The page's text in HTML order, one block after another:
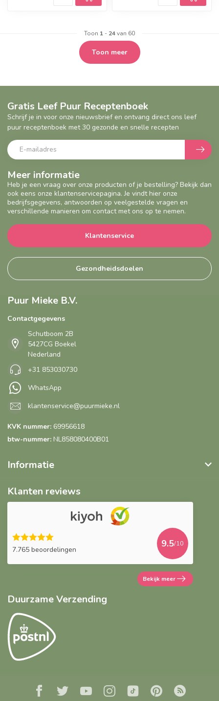
Toon 1 - 24van 60
Toon meer
Meer informatie
Heb je een vraag over onze producten of je bestelling? Bekijk dan
ook eens onze klantenservicepagina. Je vindt hier onze
bedrijfsgegevens, antwoorden op veelgestelde vragen en
verschillende manieren om contact met ons op te nemen.
Klantenservice
Gezondheidsdoelen
Gratis Leef Puur Receptenboek
Schrijf je in voor onze nieuwsbrief en ontvang direct ons leef
puur receptenboek met 30 gezonde en snelle recepten
Puur Mieke B.V.
Contactgegevens
Schutboom 2B
5427CG Boekel
Nederland
+31 853030730
WhatsApp
klantenservice@puurmieke.nl
KVK nummer: 69956618
btw-nummer: NL858080400B01
Informatie
Klanten reviews
7.765 beoordelingen
9.5/10
Bekijk meer
Duurzame Verzending